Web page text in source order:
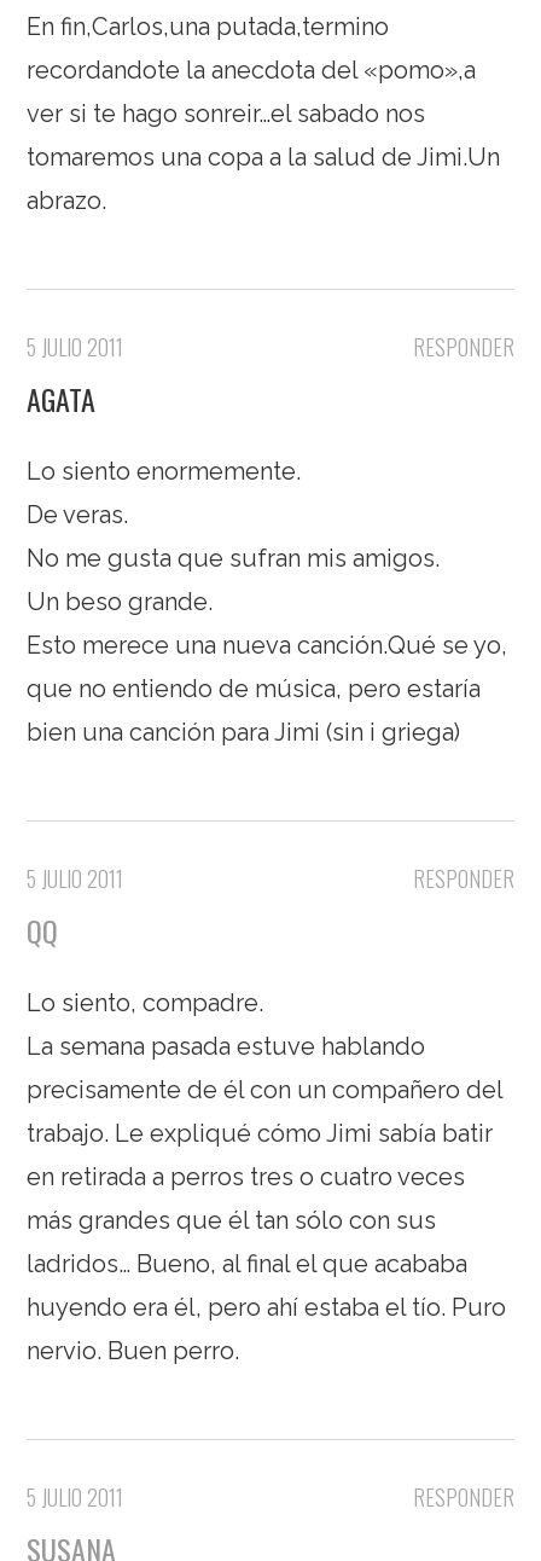
En fin,Carlos,una putada,termino
recordandote la anecdota del «pomo»,a
ver si te hago sonreir…el sabado nos
tomaremos una copa a la salud de Jimi.Un
abrazo.
RESPONDER
5 JULIO 2011
AGATA
Lo siento enormemente.
De veras.
No me gusta que sufran mis amigos.
Un beso grande.
Esto merece una nueva canción.Qué se yo,
que no entiendo de música, pero estaría
bien una canción para Jimi (sin i griega)
RESPONDER
5 JULIO 2011
QQ
Lo siento, compadre.
La semana pasada estuve hablando
precisamente de él con un compañero del
trabajo. Le expliqué cómo Jimi sabía batir
en retirada a perros tres o cuatro veces
más grandes que él tan sólo con sus
ladridos… Bueno, al final el que acababa
huyendo era él, pero ahí estaba el tío. Puro
nervio. Buen perro.
RESPONDER
5 JULIO 2011
SUSANA